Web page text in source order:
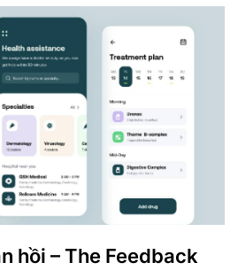
hồi – The Feedback